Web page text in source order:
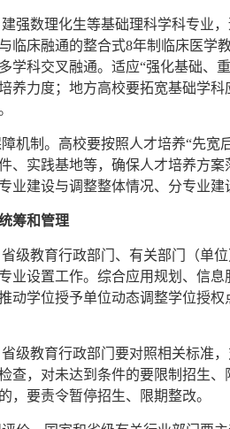
强数理化生等基础理科学科专业
临床融通的整合式8年制临床医
学科交叉融通。适应“强化基础、
养力度；地方高校要拓宽基础学
机制。高校要按照人才培养“先
、实践基地等，确保人才培养方
业建设与调整整体情况、分专业
筹和管理
级教育行政部门、有关部门（单
业设置工作。综合应用规划、信
动学位授予单位动态调整学位授
级教育行政部门要对照相关标准
查，对未达到条件的要限制招生
，要责令暂停招生、限期整改。